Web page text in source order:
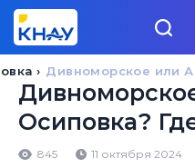
Дивноморское или
Осиповка?
845 11 октября 2024